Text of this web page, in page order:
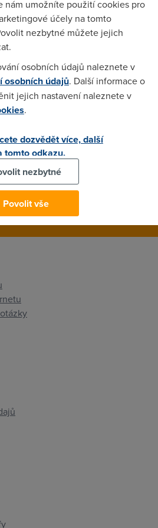
Je tu něco u mě špatně nebo je
to měříte vy ?
nic pingy si mer na prikazovy
www.seznam.cz popripade takto
se to ctrl+c
nám umožníte použití cookies pro
účely na tomto
nezbytné můžete jejich
osobních údajů naleznete v
osobních údajů. Další informace o
jejich nastavení naleznete v
.
dozvědět více, další
tomto odkazu.
nezbytné
Povolit vše